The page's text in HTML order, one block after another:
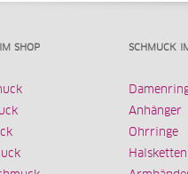
SHOP SCHMUCK
Anhänger
Ohrringe
Halsketten